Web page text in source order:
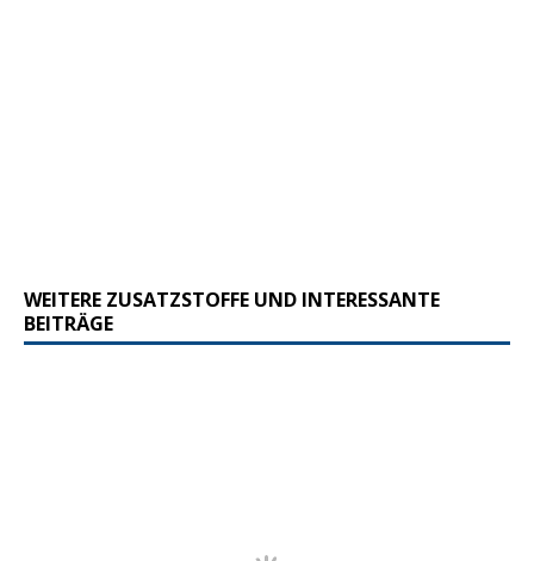
WEITERE ZUSATZSTOFFE UND INTERESSANTE
BEITRÄGE